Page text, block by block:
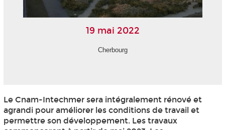
19 mai 2022
Cherbourg
Le Cnam-Intechmer sera intégralement rénové et
agrandi pour améliorer les conditions de travail et
permettre son développement. Les travaux